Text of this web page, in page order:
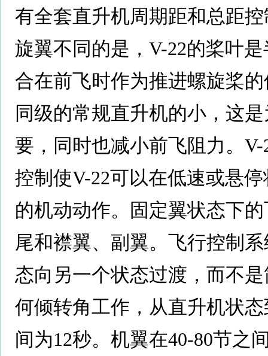
有全套直升机周期距和总距
旋翼不同的是，V-22的桨叶
合在前飞时作为推进螺旋桨
同级的常规直升机的小，这
要，同时也减小前飞阻力。
控制使V-22可以在低速或悬
的机动动作。固定翼状态下
尾和襟翼、副翼。飞行控制
态向另一个状态过渡，而不
何倾转角工作，从直升机状
间为12秒。机翼在40-80节之